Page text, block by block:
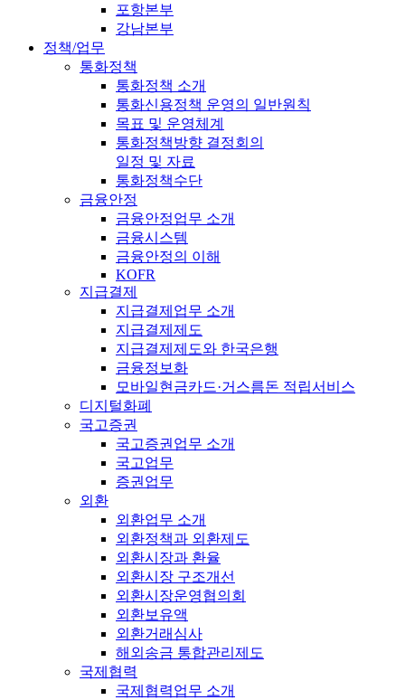
포항본부
강남본부
정책/업무
통화정책
통화정책 소개
통화신용정책 운영의 일반원칙
목표 및 운영체계
통화정책방향 결정회의
일정 및 자료
통화정책수단
금융안정
금융안정업무 소개
금융시스템
금융안정의 이해
KOFR
지급결제
지급결제업무 소개
지급결제제도
지급결제제도와 한국은행
금융정보화
모바일현금카드·거스름돈 적립서비스
디지털화폐
국고증권
국고증권업무 소개
국고업무
증권업무
외환
외환업무 소개
외환정책과 외환제도
외환시장과 환율
외환시장 구조개선
외환시장운영협의회
외환보유액
외환거래심사
해외송금 통합관리제도
국제협력
국제협력업무 소개